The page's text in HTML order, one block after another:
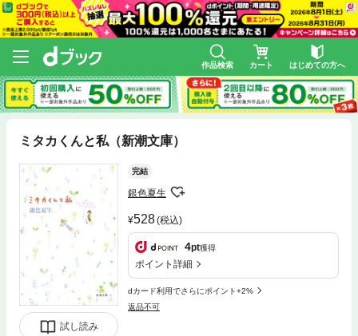
作品検索 カート はじめての方へ
ミタカくんと私（新潮文庫）
試し読み
完結
銀色夏生
528(税込)
4pt獲得
ポイント詳細
dカード利用でさらにポイント+2%
返品不可